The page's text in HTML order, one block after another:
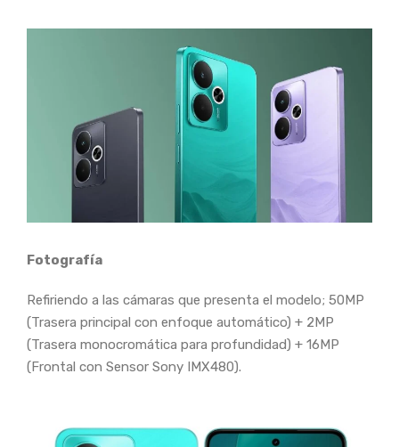
Fotografía
Refiriendo a las cámaras que presenta el modelo; 50MP
(Trasera principal con enfoque automático) + 2MP
(Trasera monocromática para profundidad) + 16MP
(Frontal con Sensor Sony IMX480).